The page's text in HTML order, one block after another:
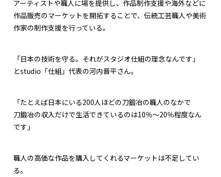
アーティストや職人に場を提供し、作品制作支援や海外などに
作品販売のマーケットを開拓することで、伝統工芸職人や美術
作家の制作支援を行っている。
「日本の技術を守る。それがスタジオ仕組の理念なんです」
とstudio「仕組」代表の河内晋平さん。
「たとえば日本にいる200人ほどの刀鍛冶の職人のなかで
刀鍛冶の収入だけで生活できているのは10％〜20％程度なん
です」
職人の高価な作品を購入してくれるマーケットは不足してい
る。